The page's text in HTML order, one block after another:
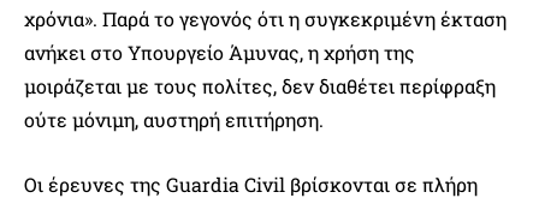
χρόνια». Παρά το γεγονός ότι η συγκεκριμένη έκταση
ανήκει στο Υπουργείο Άμυνας, η χρήση της
μοιράζεται με τους πολίτες, δεν διαθέτει περίφραξη
ούτε μόνιμη, αυστηρή επιτήρηση.
Οι έρευνες της Guardia Civil βρίσκονται σε πλήρη